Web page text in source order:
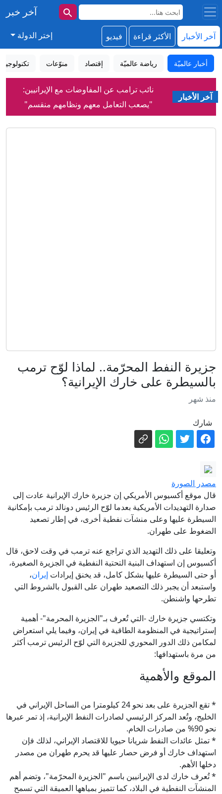
آخر خبر
آخر الأخبار الأكثر قراءة فيديو إختر الدولة
أخبار عالميّة رياضة عالميّة إقتصاد منوّعات تكنولوجيا
آخر الأخبار
نائب ترامب عن المفاوضات مع الإيرانيين:
"يصعب التعامل معهم ونظامهم منقسم"
كيف صنع عبدول السيد فوزه في
ذاكرة القصف وحسابات المصالح.. هل
ترامب: تقدم كبير في محادثات هرمز..
إلى اتفاق لأنني لا أريد قتل الناس
كاتب يهودي يفكك الرواية الإسرائيلية ويوثق
"هندسة الإبادة" في غزة
اتفاق غزة بين ضغوط ترامب وحسابات
نتنياهو
رئيس الوزراء الكندي يسخر من ترامب بعد
تعطل جهاز التلقين.. (فيديو)
وطهران تكشف تفاصيل مساره الجديد
جزيرة النفط المحرّمة.. لماذا لوّح ترمب
بالسيطرة على خارك الإيرانية؟
منذ شهر
شارك
مصدر الصورة
قال موقع أكسيوس الأمريكي إن جزيرة خارك الإيرانية عادت إلى
صدارة التهديدات الأمريكية بعدما لوّح الرئيس دونالد ترمب بإمكانية
السيطرة عليها وعلى منشآت نفطية أخرى، في إطار تصعيد
الضغوط على طهران.
وتعليقا على ذلك التهديد الذي تراجع عنه ترمب في وقت لاحق، قال
أكسيوس إن استهداف البنية التحتية النفطية في الجزيرة الصغيرة،
أو حتى السيطرة عليها بشكل كامل، قد يخنق إيرادات إيران،
واستبعد أن يجبر ذلك التصعيد طهران على القبول بالشروط التي
تطرحها واشنطن.
وتكتسي جزيرة خارك -التي تُعرف بـ"الجزيرة المحرمة"- أهمية
إستراتيجية في المنظومة الطاقية في إيران، وفيما يلي استعراض
لمكامن ذلك الدور المحوري للجزيرة التي لوّح الرئيس ترمب أكثر
من مرة باستهدافها:
الموقع والأهمية
* تقع الجزيرة على بعد نحو 24 كيلومترا من الساحل الإيراني في
الخليج، وتُعد المركز الرئيسي لصادرات النفط الإيرانية، إذ تمر عبرها
نحو 90% من صادرات الخام.
* تمثل عائدات النفط شريانا حيويا للاقتصاد الإيراني، لذلك فإن
استهداف خارك أو فرض حصار عليها قد يحرم طهران من مصدر
دخلها الأهم.
* تُعرف خارك لدى الإيرانيين باسم "الجزيرة المحرّمة"، وتضم أهم
المنشآت النفطية في البلاد، كما تتميز بمياهها العميقة التي تسمح